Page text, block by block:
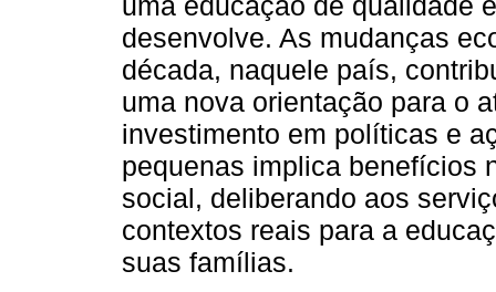
desenvolve. As mudanças
década, naquele país,
uma nova orientação para o
investimento em políticas e
pequenas implica benefícios
social, deliberando aos
contextos reais para a
suas famílias.